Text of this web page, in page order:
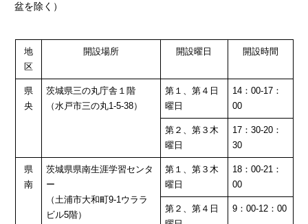
盆を除く）
地
区
開設場所 開設曜日 開設時間
県
央
茨城県三の丸庁舎１階
（水戸市三の丸1-5-38）
第１、第４日
曜日
14：00-17：
00
第２、第３木
曜日
17：30-20：
30
県
南
茨城県県南生涯学習センタ
ー
（土浦市大和町9-1ウララ
ビル5階）
第１、第３木
曜日
18：00-21：
00
第２、第４日
9：00-12：00